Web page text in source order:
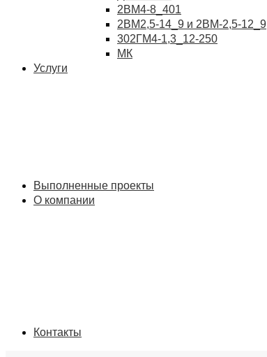
2ВМ4-8_401
2ВМ2,5-14_9 и 2ВМ-2,5-12_9
302ГМ4-1,3_12-250
МК
Услуги
Выполненные проекты
О компании
Контакты